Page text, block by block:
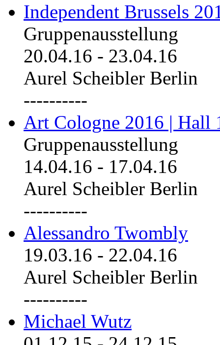
Independent Brussels
Gruppenausstellung
20.04.16 - 23.04.16
Aurel Scheibler Berlin
----------
Art Cologne 2016 | Hall
Gruppenausstellung
14.04.16 - 17.04.16
Aurel Scheibler Berlin
----------
Alessandro Twombly
19.03.16 - 22.04.16
Aurel Scheibler Berlin
----------
Michael Wutz